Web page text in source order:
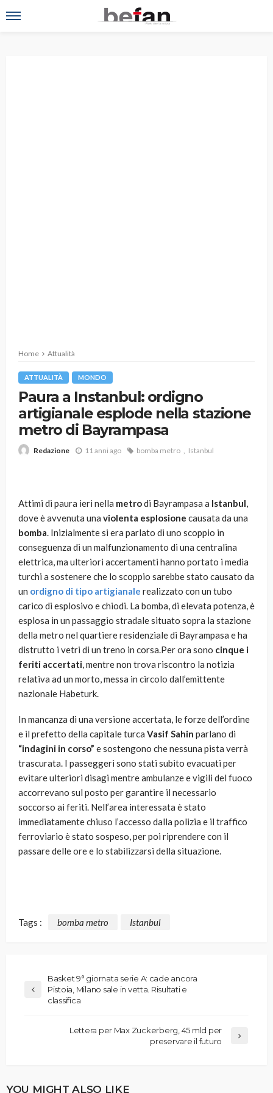
Home Attualità
ATTUALITÀ MONDO
Paura a Instanbul: ordigno
artigianale esplode nella stazione
metro di Bayrampasa
Redazione 11 anni ago bomba metro Istanbul
Attimi di paura ieri nella metrodi Bayrampasa a Istanbul,
dove è avvenuta una violenta esplosione causata da una
bomba. Inizialmente si era parlato di uno scoppio in
conseguenza di un malfunzionamento di una centralina
elettrica, ma ulteriori accertamenti hanno portato i media
turchi a sostenere che lo scoppio sarebbe stato causato da
un ordigno di tipo artigianale realizzato con un tubo
carico di esplosivo e chiodi. La bomba, di elevata potenza, è
esplosa in un passaggio stradale situato sopra la stazione
della metro nel quartiere residenziale di Bayrampasa e ha
distrutto i vetri di un treno in corsa.Per ora sono cinque i
feriti accertati, mentre non trova riscontro la notizia
relativa ad un morto, messa in circolo dall’emittente
nazionale Habeturk.
In mancanza di una versione accertata, le forze dell’ordine
e il prefetto della capitale turca Vasif Sahin parlano di
“indagini in corso” e sostengono che nessuna pista verrà
trascurata. I passeggeri sono stati subito evacuati per
evitare ulteriori disagi mentre ambulanze e vigili del fuoco
accorrevano sul posto per garantire il necessario
soccorso ai feriti. Nell’area interessata è stato
immediatamente chiuso l’accesso dalla polizia e il traffico
ferroviario è stato sospeso, per poi riprendere con il
passare delle ore e lo stabilizzarsi della situazione.
Tags : bomba metro Istanbul
Basket 9° giornata serie A: cade ancora
Pistoia, Milano sale in vetta. Risultati e
classifica
Lettera per Max Zuckerberg, 45 mld per
preservare il futuro
YOU MIGHT ALSO LIKE